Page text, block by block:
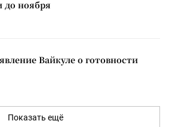
до ноября
Вайкуле о готовности
Показать ещё